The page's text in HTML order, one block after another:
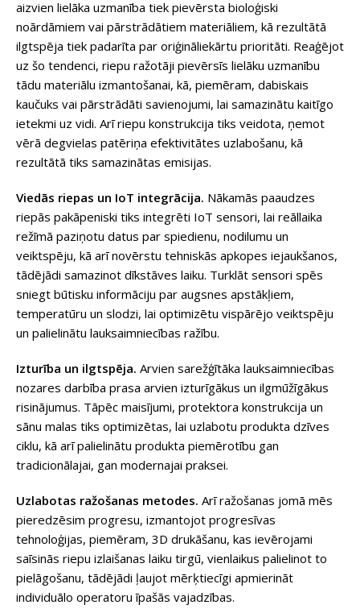
aizvien lielāka uzmanība tiek pievērsta bioloģiski
noārdāmiem vai pārstrādātiem materiāliem, kā rezultātā
ilgtspēja tiek padarīta par oriģināliekārtu prioritāti. Reaģējot
uz šo tendenci, riepu ražotāji pievērsīs lielāku uzmanību
tādu materiālu izmantošanai, kā, piemēram, dabiskais
kaučuks vai pārstrādāti savienojumi, lai samazinātu kaitīgo
ietekmi uz vidi. Arī riepu konstrukcija tiks veidota, ņemot
vērā degvielas patēriņa efektivitātes uzlabošanu, kā
rezultātā tiks samazinātas emisijas.
Viedās riepas un IoT integrācija. Nākamās paaudzes
riepās pakāpeniski tiks integrēti IoT sensori, lai reāllaika
režīmā paziņotu datus par spiedienu, nodilumu un
veiktspēju, kā arī novērstu tehniskās apkopes iejaukšanos,
tādējādi samazinot dīkstāves laiku. Turklāt sensori spēs
sniegt būtisku informāciju par augsnes apstākļiem,
temperatūru un slodzi, lai optimizētu vispārējo veiktspēju
un palielinātu lauksaimniecības ražību.
Izturība un ilgtspēja. Arvien sarežģītāka lauksaimniecības
nozares darbība prasa arvien izturīgākus un ilgmūžīgākus
risinājumus. Tāpēc maisījumi, protektora konstrukcija un
sānu malas tiks optimizētas, lai uzlabotu produkta dzīves
ciklu, kā arī palielinātu produkta piemērotību gan
tradicionālajai, gan modernajai praksei.
Uzlabotas ražošanas metodes. Arī ražošanas jomā mēs
pieredzēsim progresu, izmantojot progresīvas
tehnoloģijas, piemēram, 3D drukāšanu, kas ievērojami
saīsinās riepu izlaišanas laiku tirgū, vienlaikus palielinot to
pielāgošanu, tādējādi ļaujot mērķtiecīgi apmierināt
individuālo operatoru īpašās vajadzības.